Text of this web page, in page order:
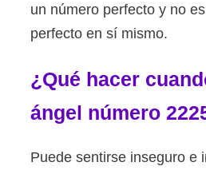
un número perfecto y no
perfecto en sí mismo.
¿Qué hacer
ángel número
Puede sentirse inseguro e